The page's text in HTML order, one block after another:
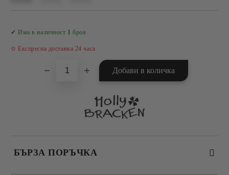
✔ Има в наличност 1 броя
✫ Експресна доставка 24 часа
БЪРЗА ПОРЪЧКА